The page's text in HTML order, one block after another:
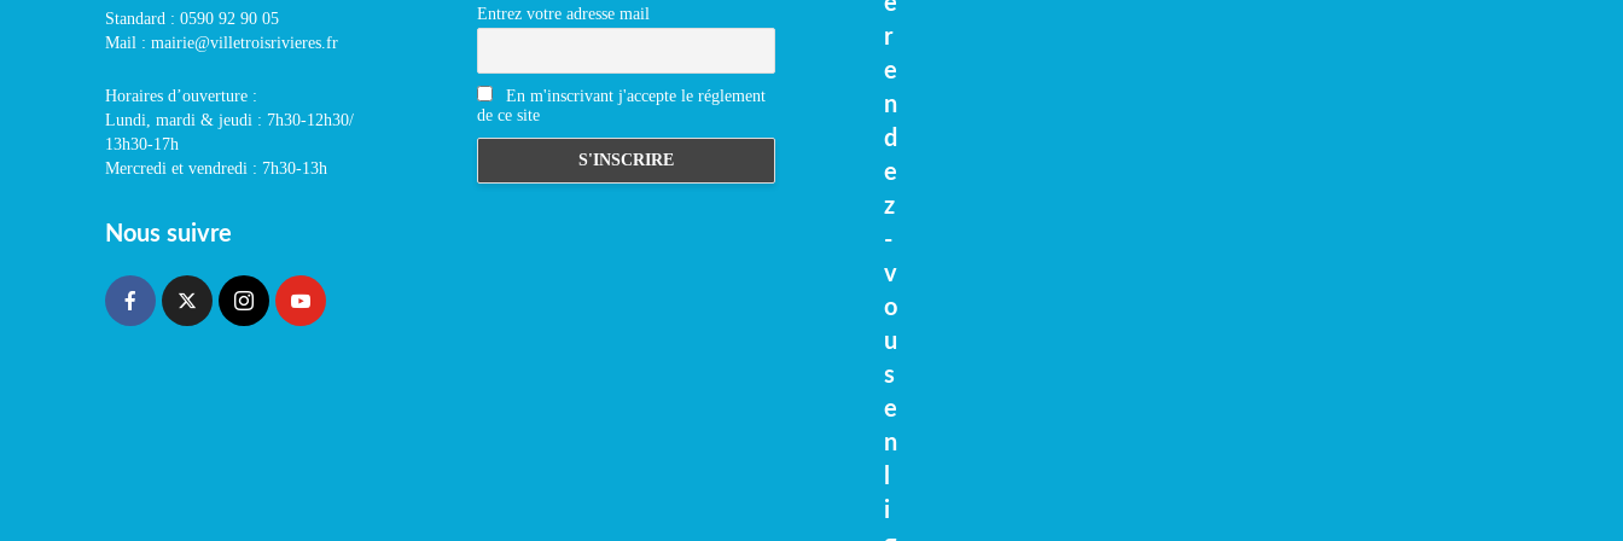
Standard : 0590 92 90 05
Mail : mairie@villetroisrivieres.fr
Horaires d’ouverture :
Lundi, mardi & jeudi : 7h30-12h30/
13h30-17h
Mercredi et vendredi : 7h30-13h
Nous suivre
Entrez votre adresse mail
En m'inscrivant j'accepte le réglement
de ce site
r
e
n
d
e
z
-
v
o
u
s
e
n
i